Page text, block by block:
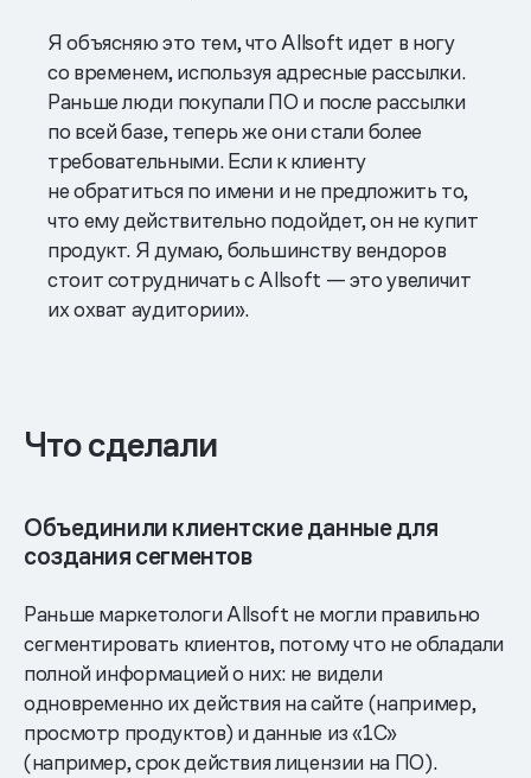
Я объясняю это тем, что Allsoft идет в ногу
со временем, используя адресные рассылки.
Раньше люди покупали ПО и после рассылки
по всей базе, теперь же они стали более
требовательными. Если к клиенту
не обратиться по имени и не предложить то,
что ему действительно подойдет, он не купит
продукт. Я думаю, большинству вендоров
стоит сотрудничать с Allsoft — это увеличит
их охват аудитории».
Что сделали
Объединили клиентские данные для
создания сегментов
Раньше маркетологи Allsoft не могли правильно
сегментировать клиентов, потому что не обладали
полной информацией о них: не видели
одновременно их действия на сайте (например,
просмотр продуктов) и данные из «1С»
(например, срок действия лицензии на ПО).